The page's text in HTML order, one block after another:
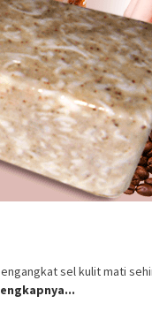
sel kulit mati